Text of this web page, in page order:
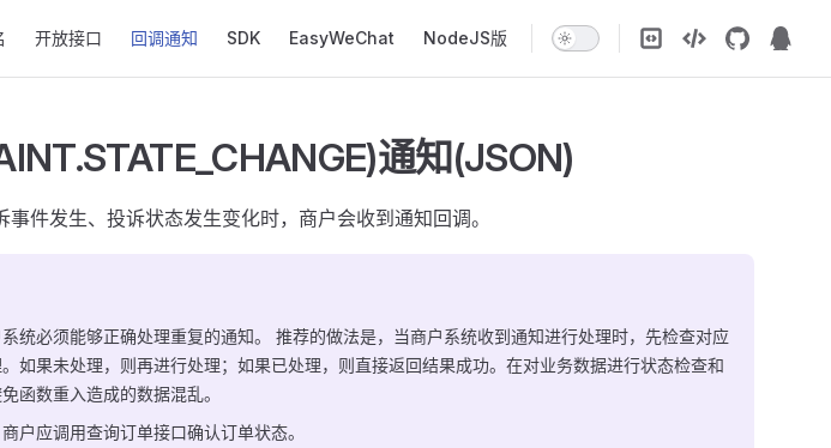
开放接口 回调通知 SDK EasyWeChat NodeJS版
通知(JSON)
件发生、投诉状态发生变化时，商户会收到通知回调。
统必须能够正确处理重复的通知。 推荐的做法是，当商户系统收到通知进行处理时，先检查对应
如果未处理，则再进行处理；如果已处理，则直接返回结果成功。在对业务数据进行状态检查和
函数重入造成的数据混乱。
户应调用查询订单接口确认订单状态。